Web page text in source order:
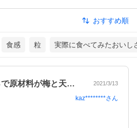
おすすめ順
食感 粒 実際に食べてみたおいし
白干しは塩分約18％で原材料が梅と天日… 2021/3/13
kaz********さん